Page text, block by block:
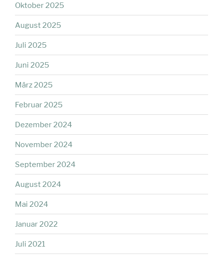
Oktober 2025
August 2025
Juli 2025
Juni 2025
März 2025
Februar 2025
Dezember 2024
November 2024
September 2024
August 2024
Mai 2024
Januar 2022
Juli 2021